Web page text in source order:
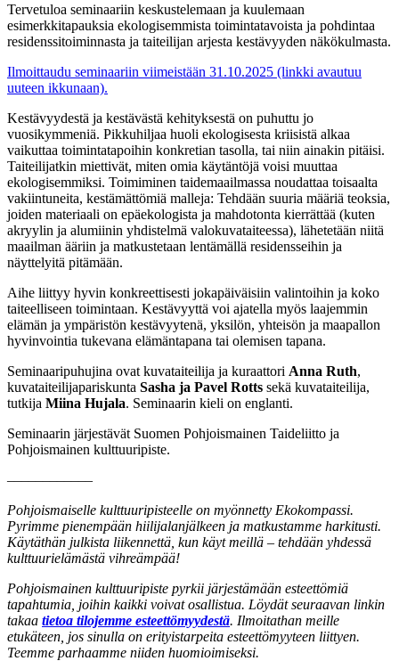
Tervetuloa seminaariin keskustelemaan ja kuulemaan
esimerkkitapauksia ekologisemmista toimintatavoista ja pohdintaa
residenssitoiminnasta ja taiteilijan arjesta kestävyyden näkökulmasta.
Ilmoittaudu seminaariin viimeistään 31.10.2025 (linkki avautuu
uuteen ikkunaan).
Kestävyydestä ja kestävästä kehityksestä on puhuttu jo
vuosikymmeniä. Pikkuhiljaa huoli ekologisesta kriisistä alkaa
vaikuttaa toimintatapoihin konkretian tasolla, tai niin ainakin pitäisi.
Taiteilijatkin miettivät, miten omia käytäntöjä voisi muuttaa
ekologisemmiksi. Toimiminen taidemaailmassa noudattaa toisaalta
vakiintuneita, kestämättömiä malleja: Tehdään suuria määriä teoksia,
joiden materiaali on epäekologista ja mahdotonta kierrättää (kuten
akryylin ja alumiinin yhdistelmä valokuvataiteessa), lähetetään niitä
maailman ääriin ja matkustetaan lentämällä residensseihin ja
näyttelyitä pitämään.
Aihe liittyy hyvin konkreettisesti jokapäiväisiin valintoihin ja koko
taiteelliseen toimintaan. Kestävyyttä voi ajatella myös laajemmin
elämän ja ympäristön kestävyytenä, yksilön, yhteisön ja maapallon
hyvinvointia tukevana elämäntapana tai olemisen tapana.
Seminaaripuhujina ovat kuvataiteilija ja kuraattori Anna Ruth,
kuvataiteilijapariskunta Sasha ja Pavel Rotts sekä kuvataiteilija,
tutkija Miina Hujala. Seminaarin kieli on englanti.
Seminaarin järjestävät Suomen Pohjoismainen Taideliitto ja
Pohjoismainen kulttuuripiste.
––––––––––––
Pohjoismaiselle kulttuuripisteelle on myönnetty Ekokompassi.
Pyrimme pienempään hiilijalanjälkeen ja matkustamme harkitusti.
Käytäthän julkista liikennettä, kun käyt meillä – tehdään yhdessä
kulttuurielämästä vihreämpää!
Pohjoismainen kulttuuripiste pyrkii järjestämään esteettömiä
tapahtumia, joihin kaikki voivat osallistua. Löydät seuraavan linkin
takaa tietoa tilojemme esteettömyydestä. Ilmoitathan meille
etukäteen, jos sinulla on erityistarpeita esteettömyyteen liittyen.
Teemme parhaamme niiden huomioimiseksi.